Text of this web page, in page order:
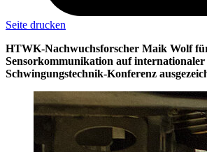
Seite drucken
HTWK-Nachwuchsforscher Maik Wolf
Sensorkommunikation auf internationaler
Schwingungstechnik-Konferenz